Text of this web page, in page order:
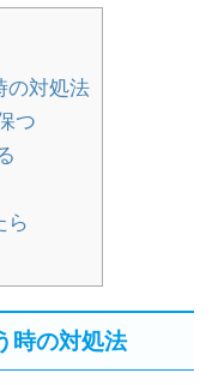
の対処法
つ
ら
時の対処法